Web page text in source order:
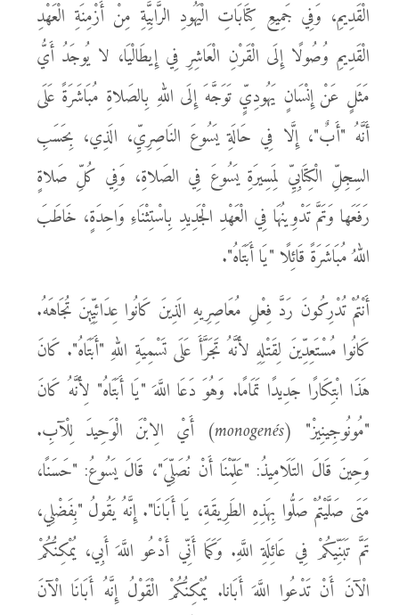
الْقَدِيمِ، وَفِي جَمِيعِ كِتَابَاتِ الْيَهُودِ الرَّابِيَّةِ مِنْ أَزْمِنَةِ الْعَهْدِ
الْقَدِيمِ وُصُولًا إِلَى الْقَرْنِ الْعَاشِرِ فِي إِيطَالْيَا، لا يُوجَدُ أَيُّ
مَثَلٍ عَنْ إِنْسَانٍ يَهُودِيٍّ تَوَجَّهَ إِلَى اللهِ بِالصَلاةِ مُبَاشَرَةً عَلَى
أَنَّهُ "أَبٌ"، إِلَّا فِي حَالَةِ يَسُوعَ النَاصِرِيِّ، الَذِي، بِحَسَبِ
السِجِلِّ الْكِتَابِيِّ لِمَسِيرَةِ يَسُوعَ فِي الصَلاةِ، وَفِي كُلِّ صَلاةٍ
رَفَعَها وَتَمَّ تَدْوِينُهَا فِي الْعَهْدِ الْجَدِيدِ بِاسْتِثْنَاءِ وَاحِدَةٍ، خَاطَبَ
اللهُ مُبَاشَرَةً قَائِلًا "يَا أَبَتَاهُ".
أَنْتُمْ تُدْرِكُونَ رَدَّ فِعْلِ مُعَاصِرِيهِ الَذِينَ كَانُوا عِدَائِيِّينَ تُجَاهَهُ.
كَانُوا مُسْتَعِدِّينَ لِقَتْلِهِ لأَنَّهُ تَجَرَّأَ عَلَى تَسْمِيَةِ اللهِ "أَبَتَاهُ". كَانَ
هَذَا ابْتِكَارًا جَدِيدًا تَمَامًا. وَهُوَ دَعَا اللَّهَ "يَا أَبَتَاهُ" لِأَنَّهُ كَانَ
"مُونُوجِينِيزْ" (monogenés) أَيْ الِابْنَ الْوَحِيدَ لِلْآبِ.
وَحِينَ قَالَ التَلَامِيذُ: "عَلِّمْنَا أَنْ نُصَلِّيَ"، قَالَ يَسُوعُ: "حَسَنًا،
مَتَى صَلَّيْتُمْ صَلُّوا بِهَذِهِ الطَرِيقَةِ، يَا أَبَانَا". إِنَّهُ يَقُولُ "بِفَضْلِي،
تَمَّ تَبَنِّيكُمْ فِي عَائِلَةِ اللَّهِ. وَكَمَا أَنِّي أَدْعُو اللَّهَ أَبِي، يُمْكِنُكُمْ
الْآنَ أَنْ تَدْعُوا اللَّهَ أَبَانا. يُمْكِنُكُمْ الْقَوْلُ إِنَّهُ أَبَانَا الْآنَ